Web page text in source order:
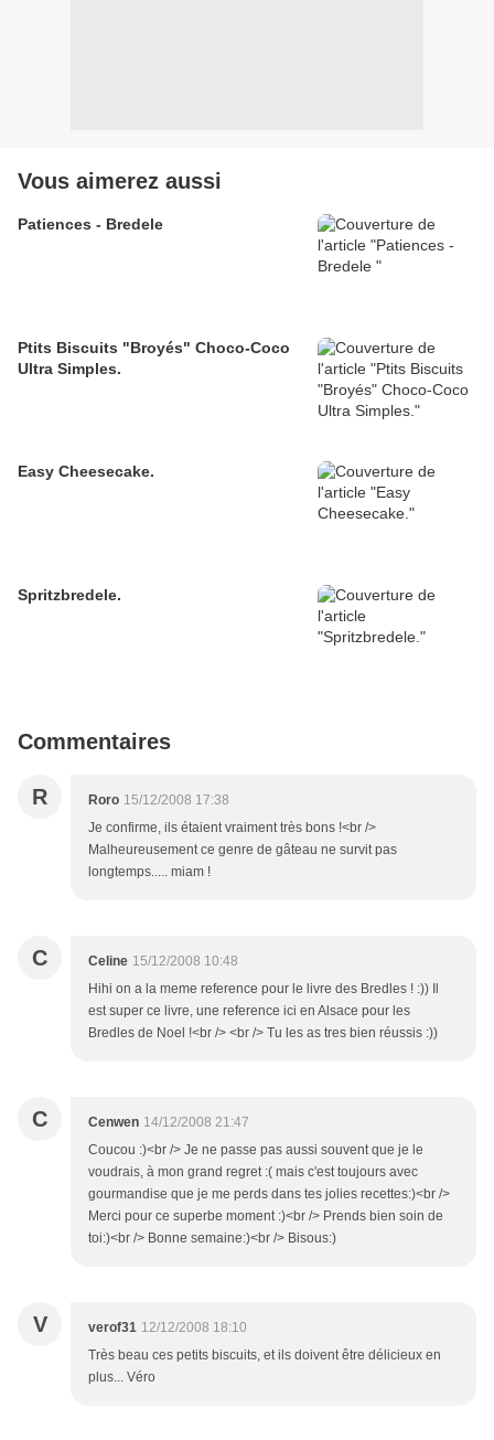
Vous aimerez aussi
Patiences - Bredele
Ptits Biscuits "Broyés" Choco-Coco
Ultra Simples.
Easy Cheesecake.
Spritzbredele.
Commentaires
R Roro 15/12/2008 17:38
Je confirme, ils étaient vraiment très bons !<br />
Malheureusement ce genre de gâteau ne survit pas
longtemps..... miam !
C Celine 15/12/2008 10:48
Hihi on a la meme reference pour le livre des Bredles ! :)) Il
est super ce livre, une reference ici en Alsace pour les
Bredles de Noel !<br /> <br /> Tu les as tres bien réussis :))
C Cenwen 14/12/2008 21:47
Coucou :)<br /> Je ne passe pas aussi souvent que je le
voudrais, à mon grand regret :( mais c'est toujours avec
gourmandise que je me perds dans tes jolies recettes:)<br />
Merci pour ce superbe moment :)<br /> Prends bien soin de
toi:)<br /> Bonne semaine:)<br /> Bisous:)
V verof31 12/12/2008 18:10
Très beau ces petits biscuits, et ils doivent être délicieux en
plus... Véro